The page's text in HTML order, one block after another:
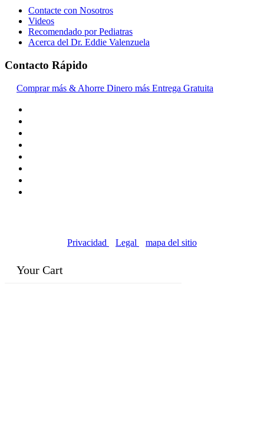
Contacte con Nosotros
Videos
Recomendado por Pediatras
Acerca del Dr. Eddie Valenzuela
Contacto Rápido
Comprar más & Ahorre Dinero más Entrega Gratuita
Privacidad
Legal mapa del sitio
Your Cart